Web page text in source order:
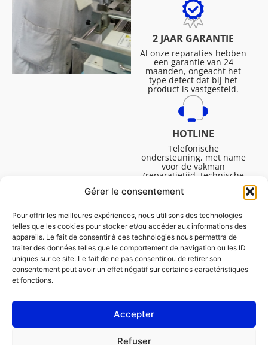
Gérer le consentement
Pour offrir les meilleures expériences, nous utilisons des technologies
telles que les cookies pour stocker et/ou accéder aux informations des
appareils. Le fait de consentir à ces technologies nous permettra de
traiter des données telles que le comportement de navigation ou les ID
uniques sur ce site. Le fait de ne pas consentir ou de retirer son
consentement peut avoir un effet négatif sur certaines caractéristiques
et fonctions.
Accepter
Refuser
2 JAAR GARANTIE
Al onze reparaties hebben
een garantie van 24
maanden, ongeacht het
type defect dat bij het
product is vastgesteld.
HOTLINE
Telefonische
ondersteuning, met name
voor de vakman
(reparatietijd, technische
Maandag tot vrijdag van